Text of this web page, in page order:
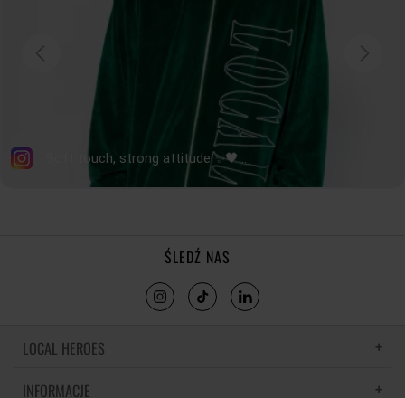
ŚLEDŹ NAS
LOCAL HEROES
LH MEMORIES
INFORMACJE